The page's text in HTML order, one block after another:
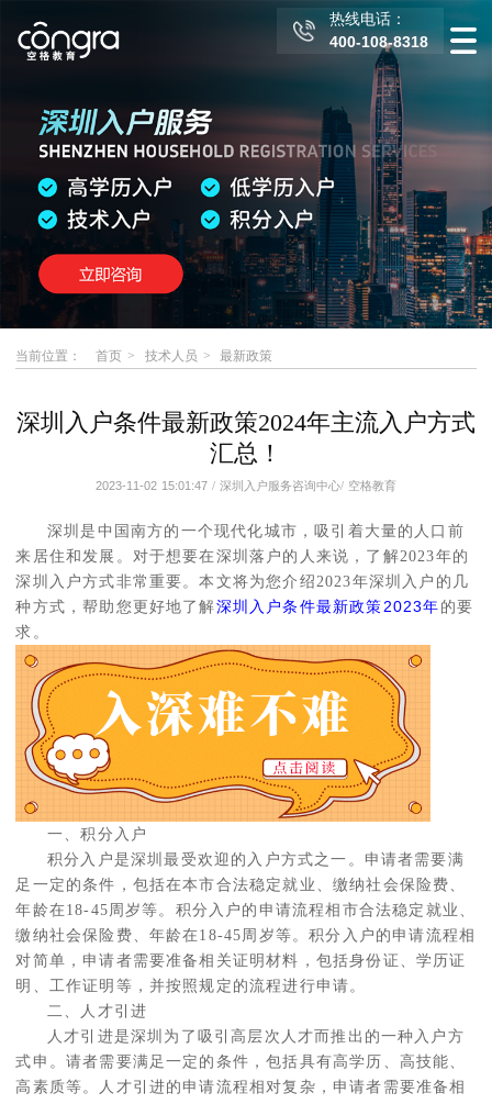
热线电话：
400-108-8318
当前位置： 首页 技术人员 最新政策
深圳入户条件最新政策2024年主流入户方式
汇总！
2023-11-02 15:01:47 / 深圳入户服务咨询中心/ 空格教育
深圳是中国南方的一个现代化城市，吸引着大量的人口前
来居住和发展。对于想要在深圳落户的人来说，了解2023年的
深圳入户方式非常重要。本文将为您介绍2023年深圳入户的几
种方式，帮助您更好地了解深圳入户条件最新政策2023年的要
求。
一、积分入户
积分入户是深圳最受欢迎的入户方式之一。申请者需要满
足一定的条件，包括在本市合法稳定就业、缴纳社会保险费、
年龄在18-45周岁等。积分入户的申请流程相市合法稳定就业、
缴纳社会保险费、年龄在18-45周岁等。积分入户的申请流程相
对简单，申请者需要准备相关证明材料，包括身份证、学历证
明、工作证明等，并按照规定的流程进行申请。
二、人才引进
人才引进是深圳为了吸引高层次人才而推出的一种入户方
式申。请者需要满足一定的条件，包括具有高学历、高技能、
高素质等。人才引进的申请流程相对复杂，申请者需要准备相